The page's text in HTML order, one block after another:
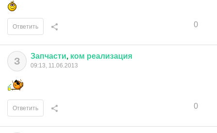
0
Ответить
З Запчасти, ком реализация
09:13, 11.06.2013
0
Ответить